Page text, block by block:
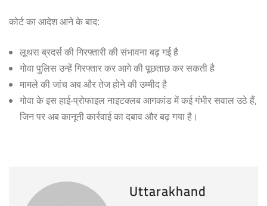
कोर्ट का आदेश आने के बाद:
लूथरा ब्रदर्स की गिरफ्तारी की संभावना बढ़ गई है
गोवा पुलिस उन्हें गिरफ्तार कर आगे की पूछताछ कर सकती है
मामले की जांच अब और तेज होने की उम्मीद है
गोवा के इस हाई-प्रोफाइल नाइटक्लब आगकांड में कई गंभीर सवाल उठे हैं,
जिन पर अब कानूनी कार्रवाई का दबाव और बढ़ गया है।
Uttarakhand